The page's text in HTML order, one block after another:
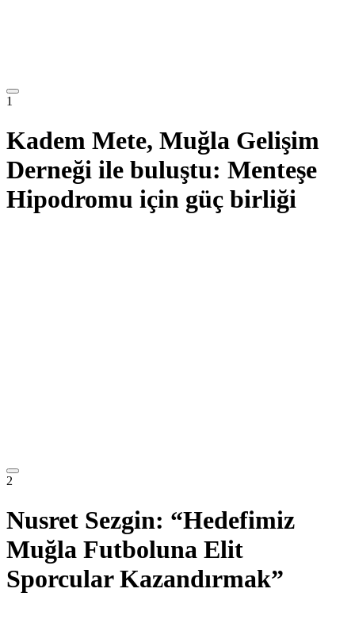
1
Kadem Mete, Muğla Gelişim
Derneği ile buluştu: Menteşe
Hipodromu için güç birliği
2
Nusret Sezgin: “Hedefimiz
Muğla Futboluna Elit
Sporcular Kazandırmak”